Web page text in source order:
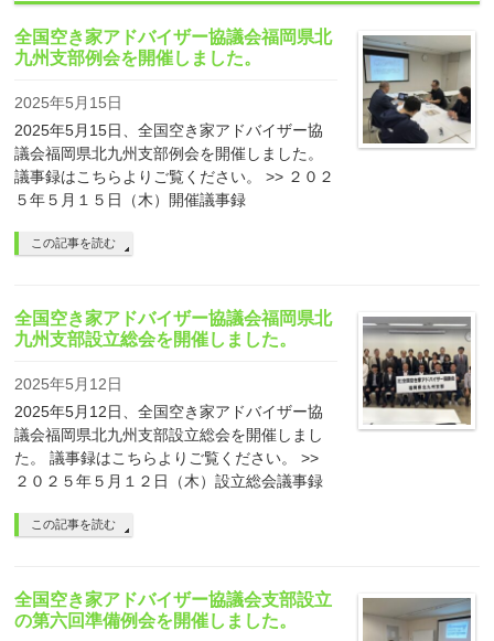
全国空き家アドバイザー協議会福岡県北
九州支部例会を開催しました。
2025年5月15日
2025年5月15日、全国空き家アドバイザー協
議会福岡県北九州支部例会を開催しました。
議事録はこちらよりご覧ください。 >> ２０２
５年５月１５日（木）開催議事録
この記事を読む
全国空き家アドバイザー協議会福岡県北
九州支部設立総会を開催しました。
2025年5月12日
2025年5月12日、全国空き家アドバイザー協
議会福岡県北九州支部設立総会を開催しまし
た。 議事録はこちらよりご覧ください。 >>
２０２５年５月１２日（木）設立総会議事録
この記事を読む
全国空き家アドバイザー協議会支部設立
の第六回準備例会を開催しました。